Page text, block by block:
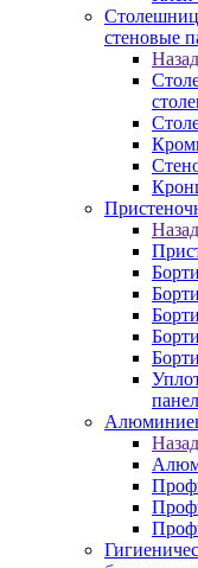
стеновые
Назад
Назад
Назад